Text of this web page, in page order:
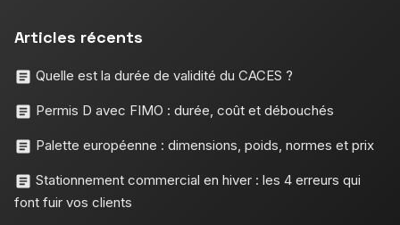
Articles récents
Quelle est la durée de validité du CACES ?
Permis D avec FIMO : durée, coût et débouchés
Palette européenne : dimensions, poids, normes et prix
Stationnement commercial en hiver : les 4 erreurs qui
font fuir vos clients